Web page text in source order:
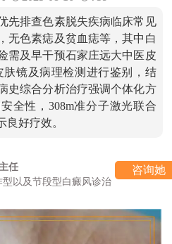
先排查色素脱失疾病临床常见
无色素痣及贫血痣等，其中白
需及早干预石家庄远大中医皮
肤镜及病理检测进行鉴别，结
史综合分析治疗强调个体化方
全性，308m准分子激光联合
良好疗效。
节段型白癜风诊治
咨询她